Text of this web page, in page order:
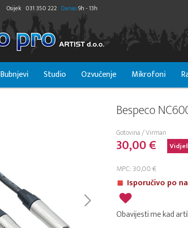
Osijek 031 350 222 Danas9h - 13h
Bubnjevi Studio Ozvučenje Mikrofoni
Bespeco
Gotovina / Virman
30,00 €
MPC: 30,00 €
Isporučivo po
Obavijesti me kad